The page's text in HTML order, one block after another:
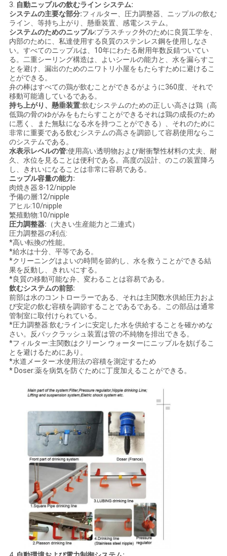
3. 自動ニップルの飲むライン システム:
システムの主要な部分:フィルター、圧力調整器、ニップルの飲む
ライン、等持ち上がり、懸垂装置、感電システム。
システムのためのニップル:プラスチック外のために良質工学を、
内部のために、私達使用する良質のステンレス鋼を使用しなさ
い。すべてのニップルは、10年にわたる耐用年数反錆ついてい
る。二重シーリング構造は、よいシールの能力と、水を漏らすこ
とを避け、漏出のためのニワトリ小屋をもたらすために避けるこ
とができる。
弁の棒はすべての鶏が飲むことができるがように360度、それで
移動可能適しているである。
持ち上がり、懸垂装置:飲むシステムのための正しい高さは鶏（高
低鶏の骨のゆがみをもたらすことができるそれは鶏の成長のため
に悪く、また無駄になる水を持つことができる）、それのために
非常に重要である飲むシステムの高さを調節して容易使用ならこ
のシステムである。
水表示レベルの管:使用高い透明物および耐衝撃性材料の丈夫、耐
久、水位を見ることは便利である。高度の設計、のこの装置降ろ
し、きれいになることは非常に容易である。
ニップル容量の能力:
肉焼き器:8-12/nipple
予備の層:12/nipple
アヒル:10/nipple
繁殖動物:10/nipple
圧力調整器: （大きい生産能力と二連式）
圧力調整器の利点:
*高い転換の性能。
*給水は十分、平等である。
*クリーニングはよいの時間を節約し、水を救うことができる結
果を反動し、きれいにする。
*良質の移動可能な弁、変わることは容易である。
飲むシステムの前部:
前部は水のコントローラーである、それは主関数水供給圧力およ
び安定の飲む容積を調節することであるである。この部品は通常
管制室に取付けられている。
*圧力調整器:飲むラインに安定した水を供給することを確かめな
さい。反バックラッシュ装置は管の不純物を排出できる。
*フィルター:主関数はクリーン ウォーターにニップルを妨げるこ
とを避けるためにあり。
*水道メーター:水使用法の容積を測定するため
* Doser:薬を病気を防ぐために丁度加えることができる。